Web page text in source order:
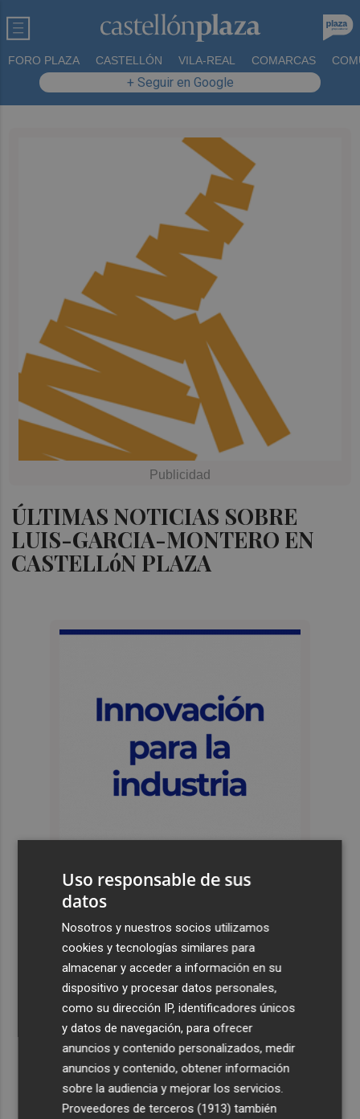
FORO PLAZA CASTELLÓN VILA-REAL COMARCAS
+ Seguir en Google
ÚLTIMAS NOTICIAS SOBRE
LUIS-GARCIA-MONTERO EN
CASTELLóN PLAZA
La Zona de Bajas Emisiones comenzará a aplicarse en
Sagunto a partir de septiembre
Así está la zona de empresas del Parque Tecnológico
Rodes en Alcoy: 14 instaladas que ocupan el 33% de la
primera fase
Compromís denuncia "la falta del refuerzo sanitario
estival en los municipios de Castelló"
Juanes, Duncan Dhu, Nacha Pop, Los Rebeldes, Maldita
Uso responsable de sus
datos
Nosotros y nuestros socios utilizamos
cookies y tecnologías similares para
almacenar y acceder a información en su
dispositivo y procesar datos personales,
como su dirección IP, identificadores únicos
y datos de navegación, para ofrecer
anuncios y contenido personalizados, medir
anuncios y contenido, obtener información
sobre la audiencia y mejorar los servicios.
Proveedores de terceros (1913) también